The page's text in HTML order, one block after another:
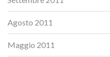
Agosto 2011
Maggio 2011